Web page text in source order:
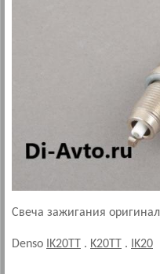
Свеча зажигания оригинал
Denso IK20TT . K20TT . IK20